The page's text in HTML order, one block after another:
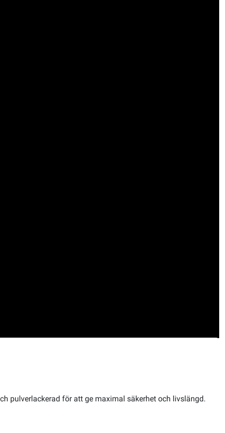
pulverlackerad för att ge maximal säkerhet och livslängd.